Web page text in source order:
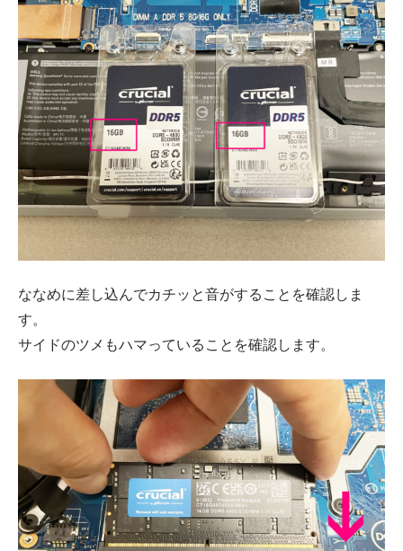
ななめに差し込んでカチッと音がすることを確認しま
す。
サイドのツメもハマっていることを確認します。